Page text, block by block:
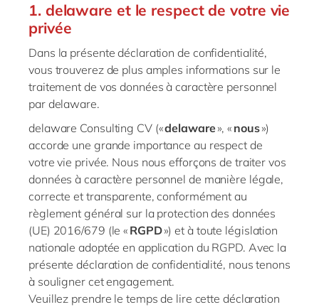
1. delaware et le respect de votre vie
privée
Dans la présente déclaration de confidentialité,
vous trouverez de plus amples informations sur le
traitement de vos données à caractère personnel
par delaware.
delaware Consulting CV («delaware», « nous»)
accorde une grande importance au respect de
votre vie privée. Nous nous efforçons de traiter vos
données à caractère personnel de manière légale,
correcte et transparente, conformément au
règlement général sur la protection des données
(UE) 2016/679 (le « RGPD») et à toute législation
nationale adoptée en application du RGPD. Avec la
présente déclaration de confidentialité, nous tenons
à souligner cet engagement.
Veuillez prendre le temps de lire cette déclaration